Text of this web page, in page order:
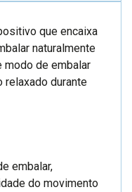
que encaixa
naturalmente
modo de embalar
relaxado durante
embalar,
do movimento